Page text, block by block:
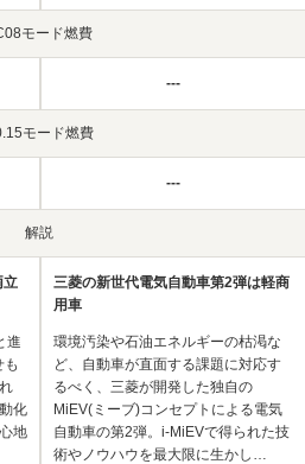
モード燃費
---
モード燃費
---
解説
立
進
も
化
地
三菱の新世代電気自動車第2弾は軽商
用車
環境汚染や石油エネルギーの枯渇な
ど、自動車が直面する課題に対応す
るべく、三菱が開発した独自の
MiEV(ミーブ)コンセプトによる電気
自動車の第2弾。i-MiEVで得られた技
術やノウハウを最大限に生かし…